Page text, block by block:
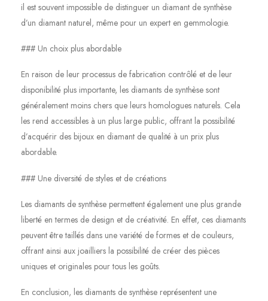
il est souvent impossible de distinguer un diamant de synthèse
d’un diamant naturel, même pour un expert en gemmologie.
### Un choix plus abordable
En raison de leur processus de fabrication contrôlé et de leur
disponibilité plus importante, les diamants de synthèse sont
généralement moins chers que leurs homologues naturels. Cela
les rend accessibles à un plus large public, offrant la possibilité
d’acquérir des bijoux en diamant de qualité à un prix plus
abordable.
### Une diversité de styles et de créations
Les diamants de synthèse permettent également une plus grande
liberté en termes de design et de créativité. En effet, ces diamants
peuvent être taillés dans une variété de formes et de couleurs,
offrant ainsi aux joailliers la possibilité de créer des pièces
uniques et originales pour tous les goûts.
En conclusion, les diamants de synthèse représentent une